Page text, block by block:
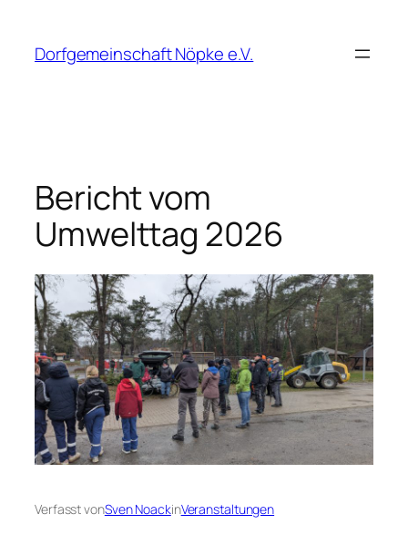
springen
Dorfgemeinschaft Nöpke e.V.
Bericht vom
Umwelttag 2026
Verfasst vonSven NoackinVeranstaltungen